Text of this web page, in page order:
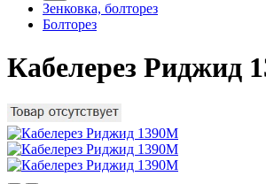
Зенковка, болторез
Болторез
Кабелерез Риджид